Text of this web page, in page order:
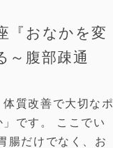
『おなかを変
～腹部疎通
質改善で大切なポ
です。 ここでい
腸だけでなく、お